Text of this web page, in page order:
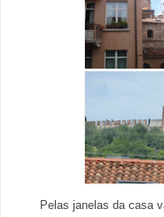
Pelas janelas da casa